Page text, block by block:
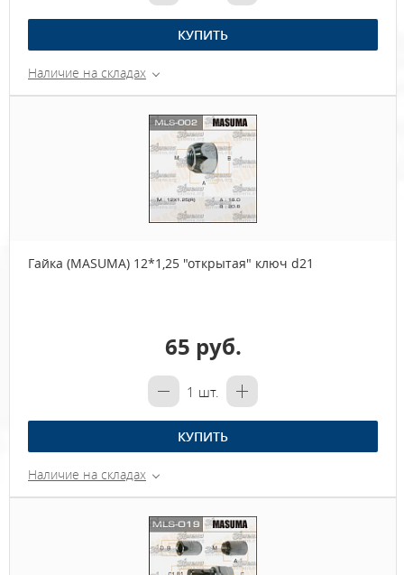
КУПИТЬ
Наличие на складах
Гайка (MASUMA) 12*1,25 "открытая" ключ d21
65 руб.
1 шт.
КУПИТЬ
Наличие на складах